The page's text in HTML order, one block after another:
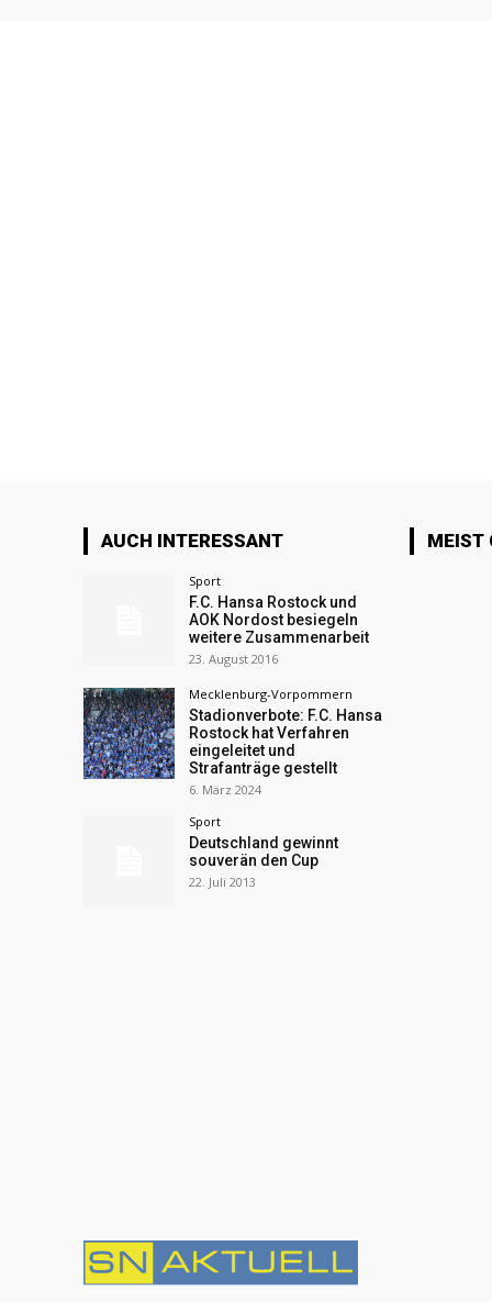
AUCH INTERESSANT
Sport
F.C. Hansa Rostock und
AOK Nordost besiegeln
weitere Zusammenarbeit
23. August 2016
Mecklenburg-Vorpommern
Stadionverbote: F.C. Hansa
Rostock hat Verfahren
eingeleitet und
Strafanträge gestellt
6. März 2024
Sport
Deutschland gewinnt
souverän den Cup
22. Juli 2013
MEIST